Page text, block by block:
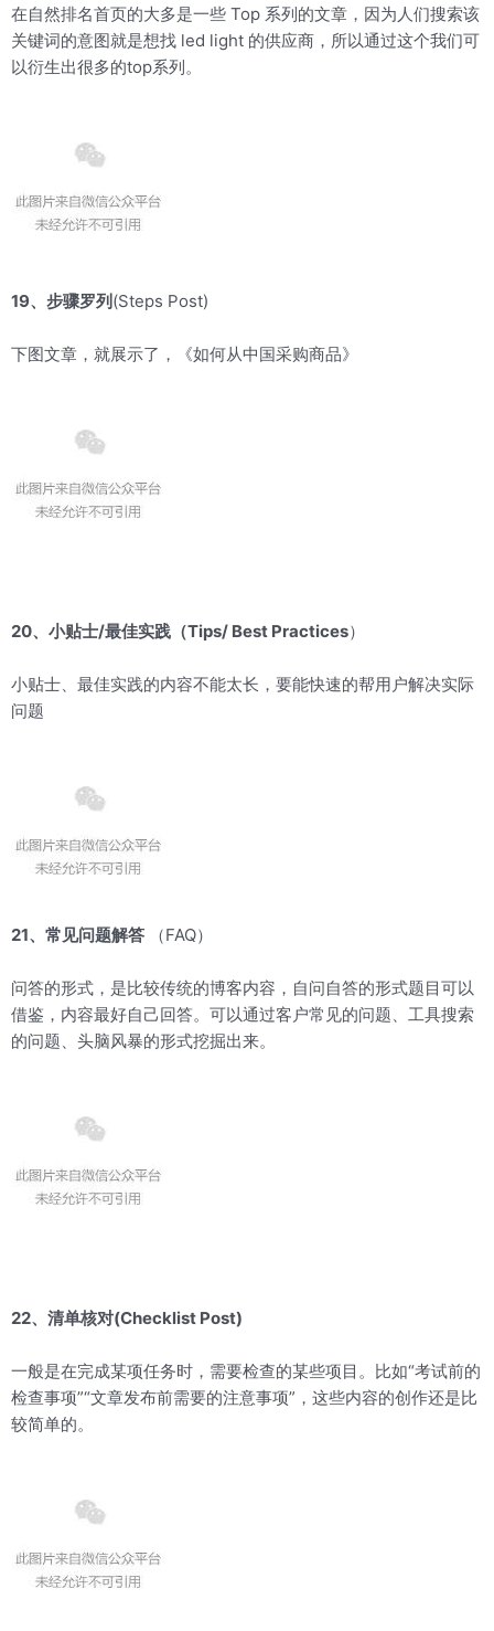
在自然排名首页的大多是一些 Top 系列的文章，因为人们搜索该
关键词的意图就是想找 led light 的供应商，所以通过这个我们可
以衍生出很多的top系列。
19、步骤罗列(Steps Post)
下图文章，就展示了，《如何从中国采购商品》
20、小贴士/最佳实践（Tips/ Best Practices）
小贴士、最佳实践的内容不能太长，要能快速的帮用户解决实际
问题
21、常见问题解答 （FAQ）
问答的形式，是比较传统的博客内容，自问自答的形式题目可以
借鉴，内容最好自己回答。可以通过客户常见的问题、工具搜索
的问题、头脑风暴的形式挖掘出来。
22、清单核对(Checklist Post)
一般是在完成某项任务时，需要检查的某些项目。比如“考试前的
检查事项”“文章发布前需要的注意事项”，这些内容的创作还是比
较简单的。